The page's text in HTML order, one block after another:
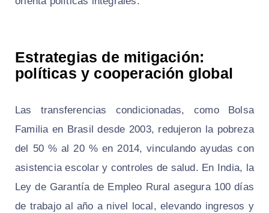
Estrategias de mitigación:
políticas y cooperación global
Las transferencias condicionadas, como Bolsa
Familia en Brasil desde 2003, redujeron la pobreza
del 50 % al 20 % en 2014, vinculando ayudas con
asistencia escolar y controles de salud. En India, la
Ley de Garantía de Empleo Rural asegura 100 días
de trabajo al año a nivel local, elevando ingresos y